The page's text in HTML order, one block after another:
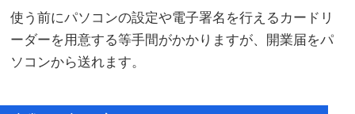
使う前にパソコンの設定や電子署名を行えるカードリ
ーダーを用意する等手間がかかりますが、開業届をパ
ソコンから送れます。